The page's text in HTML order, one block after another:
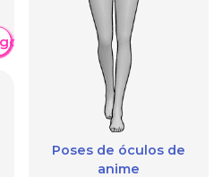
Poses de óculos de
anime